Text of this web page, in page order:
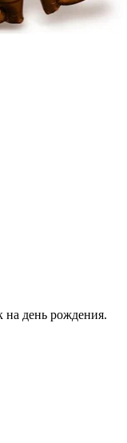
на день рождения.